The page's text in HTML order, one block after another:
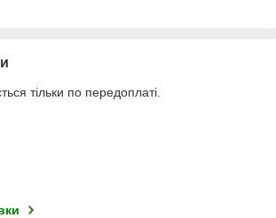
тільки по передоплаті.